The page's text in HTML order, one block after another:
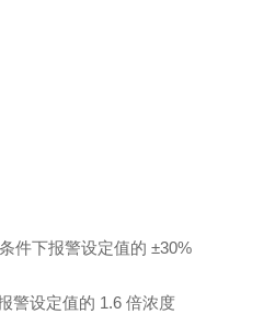
件下报警设定值的 ±30%
警设定值的 1.6 倍浓度